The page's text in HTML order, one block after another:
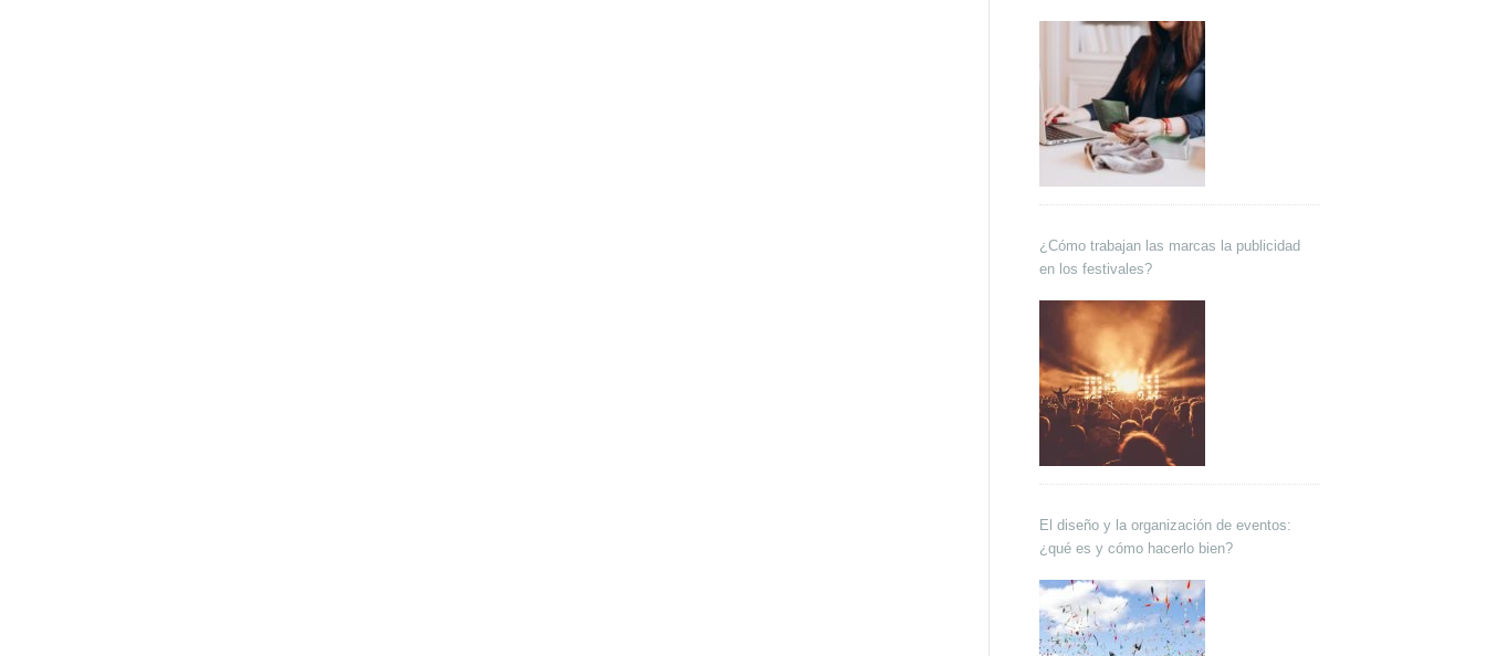
¿Cómo trabajan las marcas la publicidad
en los festivales?
El diseño y la organización de eventos:
¿qué es y cómo hacerlo bien?